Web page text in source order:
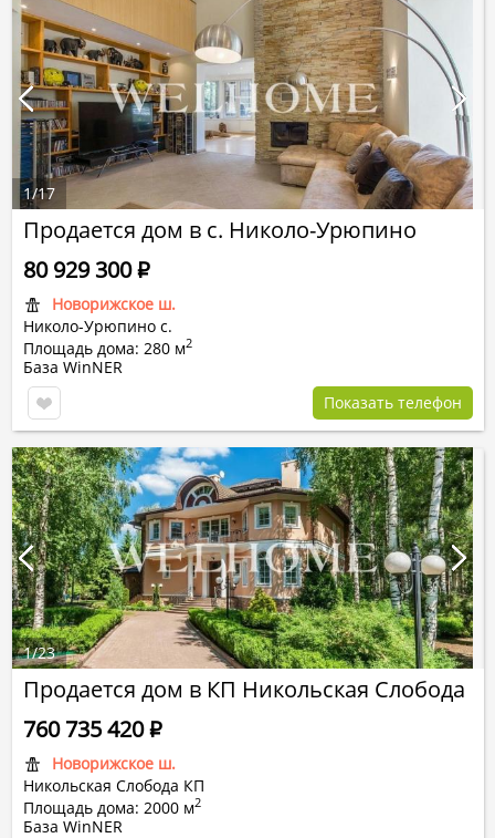
Продается дом в с. Николо-Урюпино
Новорижское ш.
Николо-Урюпино с.
Площадь дома: 280 м2
80 929 300Р
База WinNER
Показать телефон
1/17
Продается дом в КП Никольская Слобода
Новорижское ш.
Никольская Слобода КП
Площадь дома: 2000 м2
760 735 420Р
База WinNER
1/23